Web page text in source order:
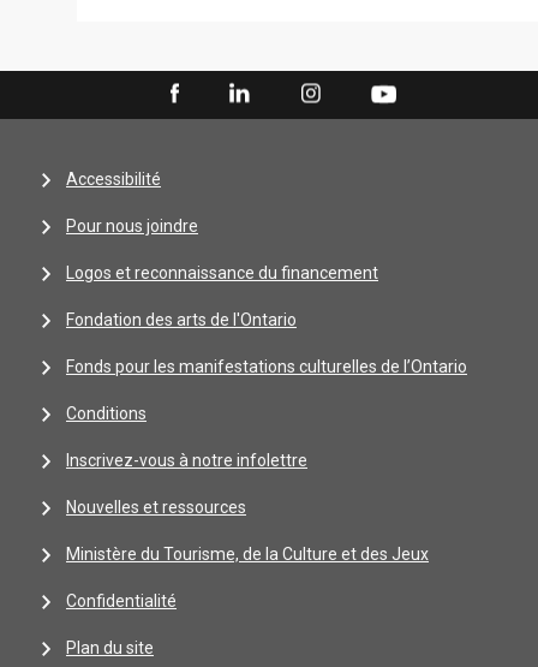
Accessibilité
Pour nous joindre
Logos et reconnaissance du financement
Fondation des arts de l'Ontario
Fonds pour les manifestations culturelles de l’Ontario
Conditions
Inscrivez-vous à notre infolettre
Nouvelles et ressources
Ministère du Tourisme, de la Culture et des Jeux
Confidentialité
Plan du site